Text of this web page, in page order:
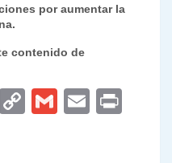
por aumentar la
contenido de
Li
C
G
E